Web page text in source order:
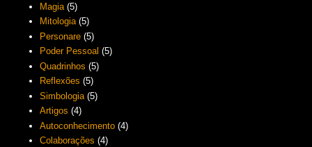
Magia (5)
Mitologia (5)
Personare (5)
Poder Pessoal (5)
Quadrinhos (5)
Reflexões (5)
Simbologia (5)
Artigos (4)
Autoconhecimento (4)
Colaborações (4)